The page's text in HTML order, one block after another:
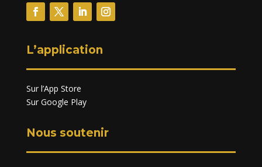
L’application
Sur l’App Store
Sur Google Play
Nous soutenir